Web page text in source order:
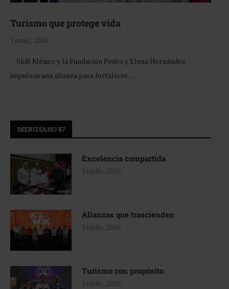
Turismo que protege vida
1 junio, 2026
Skål México y la Fundación Pedro y Elena Hernández
impulsan una alianza para fortalecer …
MERIDIANO 87
Excelencia compartida
14 julio, 2026
Alianzas que trascienden
14 julio, 2026
Turismo con propósito
14 julio, 2026